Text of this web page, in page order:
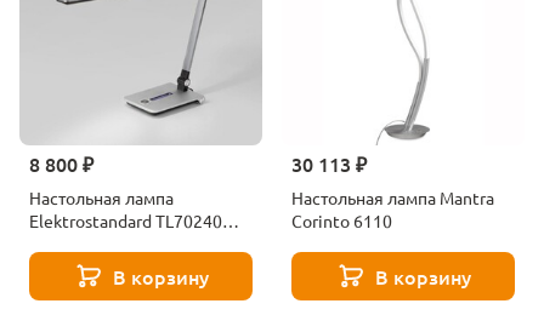
8 800 ₽
Настольная лампа
Elektrostandard TL70240
В корзину
30 113 ₽
Настольная лампа Mantra
Corinto 6110
В корзину